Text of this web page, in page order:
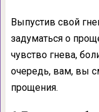
Выпустив свой
задуматься о
чувство гнева,
очередь, вам, вы
прощения.